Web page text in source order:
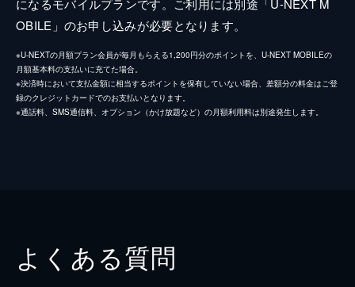
OBILE」のお申し込みが必要となります。
※U-NEXTの月額プラン会員が毎月もらえる1,200円分のポイントを、U-NEXT MOBILEの
月額基本料の支払いに充てた場合。
※決済時において支払金額に相当するポイントを保有していない場合、差額分の料金はご登
録のクレジットカードでのお支払いとなります。
※通話料、SMS通信料、オプション（かけ放題など）の月額利用料は別途発生します。
よくある質問